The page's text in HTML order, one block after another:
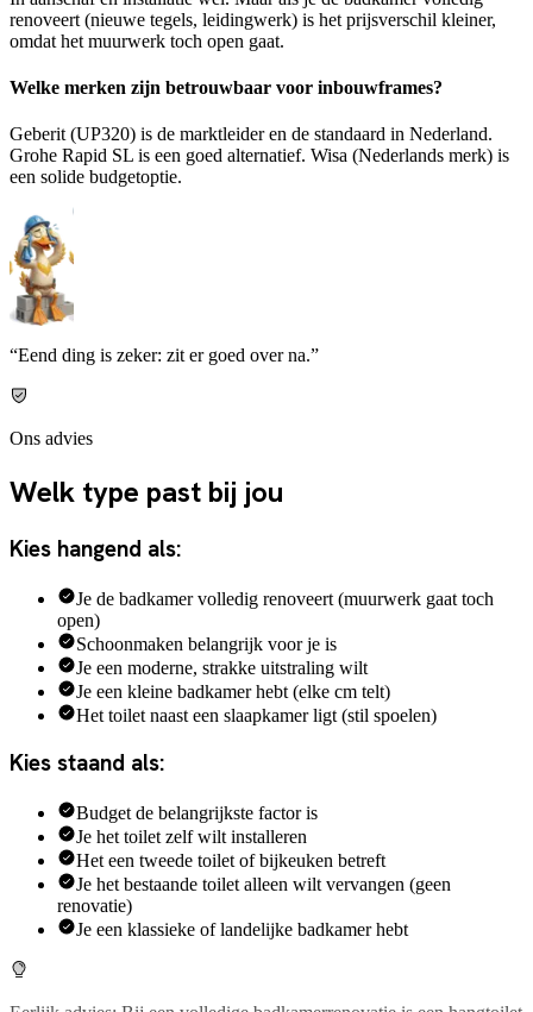
renoveert (nieuwe tegels, leidingwerk) is het prijsverschil kleiner,
omdat het muurwerk toch open gaat.
Welke merken zijn betrouwbaar voor inbouwframes?
Geberit (UP320) is de marktleider en de standaard in Nederland.
Grohe Rapid SL is een goed alternatief. Wisa (Nederlands merk) is
een solide budgetoptie.
“Eend ding is zeker: zit er goed over na.”
Ons advies
Welk type past bij jou
Kies hangend als:
Je de badkamer volledig renoveert (muurwerk gaat toch
open)
Schoonmaken belangrijk voor je is
Je een moderne, strakke uitstraling wilt
Je een kleine badkamer hebt (elke cm telt)
Het toilet naast een slaapkamer ligt (stil spoelen)
Kies staand als:
Budget de belangrijkste factor is
Je het toilet zelf wilt installeren
Het een tweede toilet of bijkeuken betreft
Je het bestaande toilet alleen wilt vervangen (geen
renovatie)
Je een klassieke of landelijke badkamer hebt